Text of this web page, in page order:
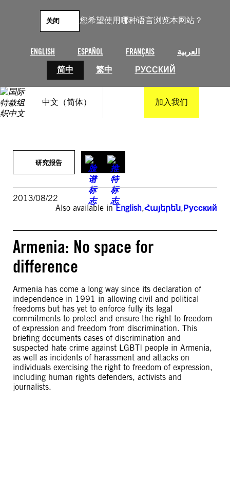
您希望使用哪种语言浏览本网站？
ENGLISH ESPAÑOL FRANÇAIS
العربية
简中
繁中 РУССКИЙ
关闭
中文（简体） 加入我们
研究报告
2013/08/22
Also available inEnglish,Հայերեն,Русский
Armenia: No space for
difference
Armenia has come a long way since its declaration of
independence in 1991 in allowing civil and political
freedoms but has yet to enforce fully its legal
commitments to protect and ensure the right to freedom
of expression and freedom from discrimination. This
briefing documents cases of discrimination and
suspected hate crime against LGBTI people in Armenia,
as well as incidents of harassment and attacks on
individuals exercising the right to freedom of expression,
including human rights defenders, activists and
journalists.